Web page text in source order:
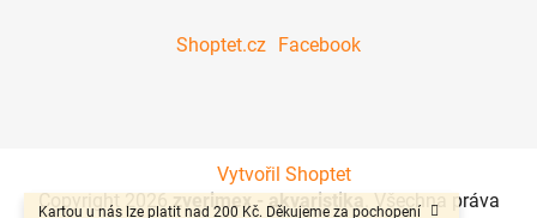
Kartou u nás lze platit nad 200 Kč. Děkujeme za pochopení
Shoptet.cz Facebook
Vytvořil Shoptet
Copyright 2026zverimex - akvaristika. Všechna práva